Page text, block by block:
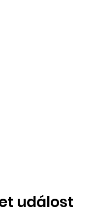
událost